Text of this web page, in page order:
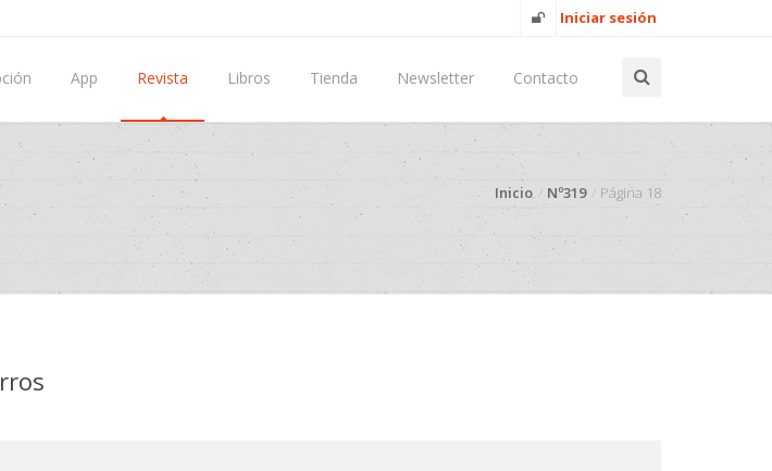
Iniciar sesión
App Revista Libros Tienda Newsletter Contacto
Inicio Nº319 Página 18